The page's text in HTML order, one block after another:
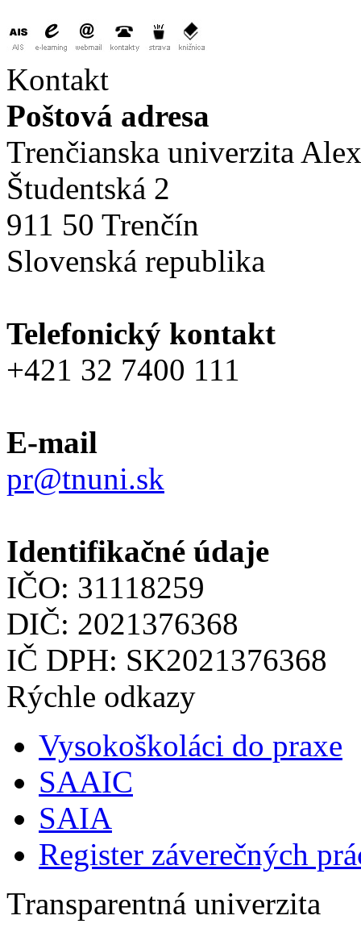
Kontakt
Poštová adresa
Trenčianska univerzita
Študentská 2
911 50 Trenčín
Slovenská republika
Telefonický kontakt
+421 32 7400 111
E-mail
pr@tnuni.sk
Identifikačné údaje
IČO: 31118259
DIČ: 2021376368
IČ DPH: SK2021376368
Rýchle odkazy
Vysokoškoláci do praxe
SAAIC
SAIA
Register záverečných
Transparentná univerzita